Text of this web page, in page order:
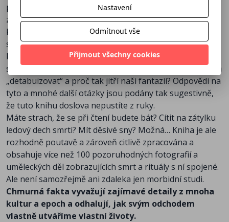
po ní) zahaleno aureolou tajemství, protože pro mnohé
z nás je smrt a umírání tabu… Ale bylo to tak vždy? Proč,
když se snažíme myšlenkám na vlastní smrtelnost nebo
smrtelnost našich blízkých vyhýbat doslova jako čert
kříži, se stala námětem tolika uměleckých děl, ať už
slovesných či výtvarných? Co nás vede k touze toto téma
„detabuizovat“ a proč tak jitří naši fantazii? Odpovědi na
tyto a mnohé další otázky jsou podány tak sugestivně,
že tuto knihu doslova nepustíte z ruky.
Máte strach, že se při čtení budete bát? Cítit na zátylku
ledový dech smrti? Mít děsivé sny? Možná… Kniha je ale
rozhodně poutavě a zároveň citlivě zpracována a
obsahuje více než 100 pozoruhodných fotografií a
uměleckých děl zobrazujících smrt a rituály s ní spojené.
Ale není samozřejmě ani zdaleka jen morbidní studi.
Chmurná fakta vyvažují zajímavé detaily z mnoha
kultur a epoch a odhalují, jak svým odchodem
vlastně utváříme vlastní životy.
Nastavení
Odmítnout vše
Přijmout všechny cookies